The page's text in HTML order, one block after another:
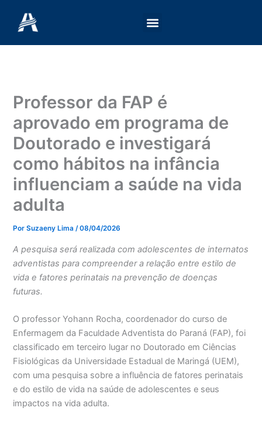
conteúdo
Professor da FAP é
aprovado em programa de
Doutorado e investigará
como hábitos na infância
influenciam a saúde na vida
adulta
PorSuzaeny Lima/08/04/2026
A pesquisa será realizada com adolescentes de internatos
adventistas para compreender a relação entre estilo de
vida e fatores perinatais na prevenção de doenças
futuras.
O professor Yohann Rocha, coordenador do curso de
Enfermagem da Faculdade Adventista do Paraná (FAP), foi
classificado em terceiro lugar no Doutorado em Ciências
Fisiológicas da Universidade Estadual de Maringá (UEM),
com uma pesquisa sobre a influência de fatores perinatais
e do estilo de vida na saúde de adolescentes e seus
impactos na vida adulta.